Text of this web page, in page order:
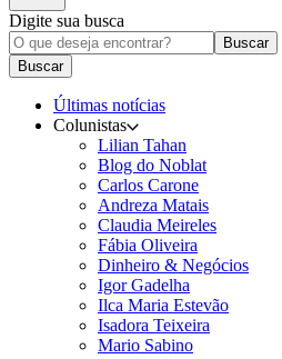
Digite sua busca
Buscar
Buscar
Últimas notícias
Colunistas
Lilian Tahan
Blog do Noblat
Carlos Carone
Andreza Matais
Claudia Meireles
Fábia Oliveira
Dinheiro & Negócios
Igor Gadelha
Ilca Maria Estevão
Isadora Teixeira
Mario Sabino